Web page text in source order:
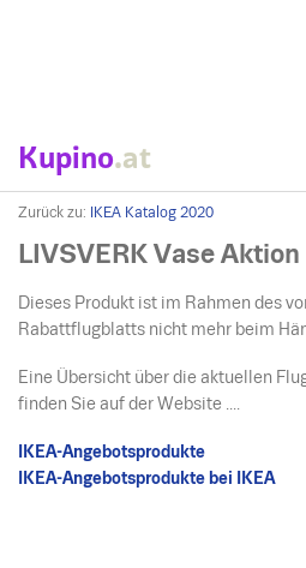
Kupino.at
Zurück zu: IKEA Katalog 2020
LIVSVERK Vase Aktion
Dieses Produkt ist im Rahmen des
Rabattflugblatts nicht mehr beim
Eine Übersicht über die aktuellen
finden Sie auf der Website ....
IKEA-Angebotsprodukte
IKEA-Angebotsprodukte bei IKEA